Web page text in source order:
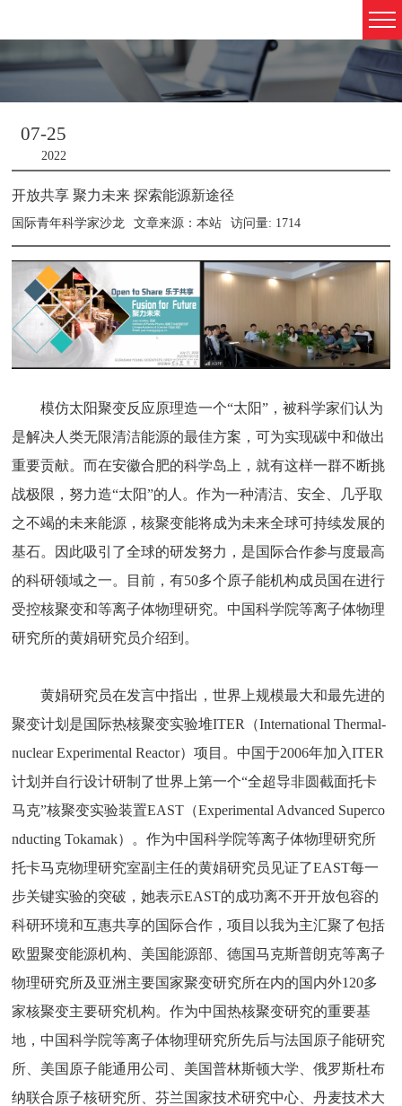
07-25
2022
开放共享 聚力未来 探索能源新途径
国际青年科学家沙龙 文章来源：本站 访问量: 1714
模仿太阳聚变反应原理造一个“太阳”，被科学家们认为
是解决人类无限清洁能源的最佳方案，可为实现碳中和做出
重要贡献。而在安徽合肥的科学岛上，就有这样一群不断挑
战极限，努力造“太阳”的人。作为一种清洁、安全、几乎取
之不竭的未来能源，核聚变能将成为未来全球可持续发展的
基石。因此吸引了全球的研发努力，是国际合作参与度最高
的科研领域之一。目前，有50多个原子能机构成员国在进行
受控核聚变和等离子体物理研究。中国科学院等离子体物理
研究所的黄娟研究员介绍到。
黄娟研究员在发言中指出，世界上规模最大和最先进的
聚变计划是国际热核聚变实验堆ITER（International Thermal-
nuclear Experimental Reactor）项目。中国于2006年加入ITER
计划并自行设计研制了世界上第一个“全超导非圆截面托卡
马克”核聚变实验装置EAST（Experimental Advanced Superco
nducting Tokamak）。作为中国科学院等离子体物理研究所
托卡马克物理研究室副主任的黄娟研究员见证了EAST每一
步关键实验的突破，她表示EAST的成功离不开开放包容的
科研环境和互惠共享的国际合作，项目以我为主汇聚了包括
欧盟聚变能源机构、美国能源部、德国马克斯普朗克等离子
物理研究所及亚洲主要国家聚变研究所在内的国内外120多
家核聚变主要研究机构。作为中国热核聚变研究的重要基
地，中国科学院等离子体物理研究所先后与法国原子能研究
所、美国原子能通用公司、美国普林斯顿大学、俄罗斯杜布
纳联合原子核研究所、芬兰国家技术研究中心、丹麦技术大